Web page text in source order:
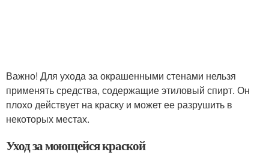
Важно! Для ухода за окрашенными стенами нельзя
применять средства, содержащие этиловый спирт. Он
плохо действует на краску и может ее разрушить в
некоторых местах.
Уход за моющейся краской